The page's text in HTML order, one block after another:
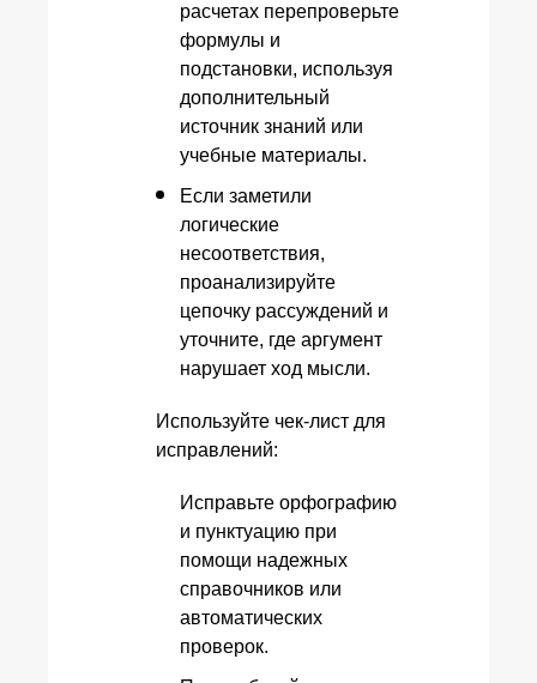
расчетах перепроверьте
формулы и
подстановки, используя
дополнительный
источник знаний или
учебные материалы.
Если заметили
логические
несоответствия,
проанализируйте
цепочку рассуждений и
уточните, где аргумент
нарушает ход мысли.
Используйте чек-лист для
исправлений:
Исправьте орфографию
и пунктуацию при
помощи надежных
справочников или
автоматических
проверок.